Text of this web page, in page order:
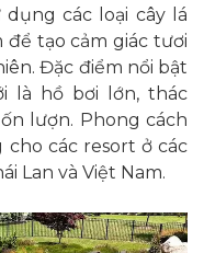
các loại cây lá
tạo cảm giác tươi
Đặc điểm nổi bật
là hồ bơi lớn, thác
lượn. Phong cách
các resort ở các
Lan và Việt Nam.